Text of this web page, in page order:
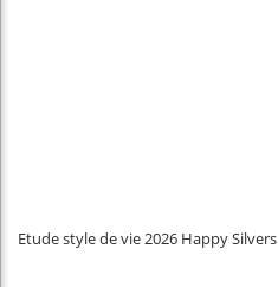
Etude style de vie 2026 Happy Silvers